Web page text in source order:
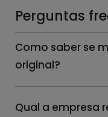
Perguntas
Como saber se
original?
Qual a empresa